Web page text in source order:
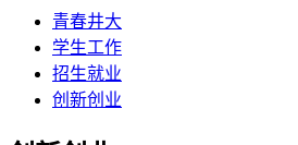
青春井大
学生工作
招生就业
创新创业